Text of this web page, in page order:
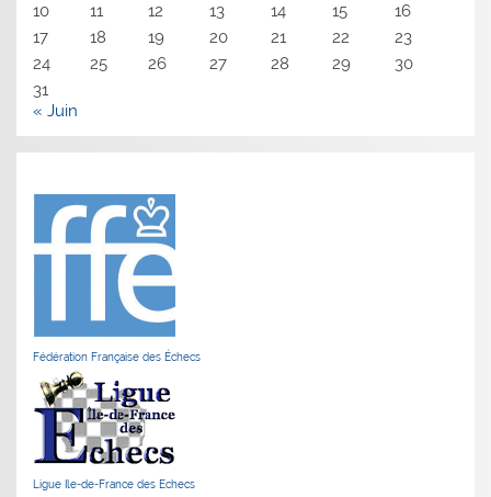
10
11 12 13 14 15
16
17
18 19 20 21 22
23
24
25 26 27 28 29
30
31
« Juin
Fédération Française des Échecs
Ligue Ile-de-France des Echecs